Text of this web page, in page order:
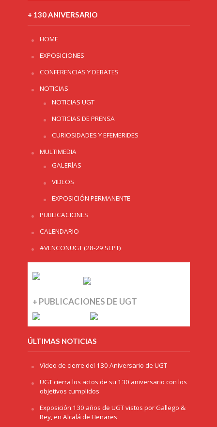
+ 130 ANIVERSARIO
HOME
EXPOSICIONES
CONFERENCIAS Y DEBATES
NOTICIAS
NOTICIAS UGT
NOTICIAS DE PRENSA
CURIOSIDADES Y EFEMERIDES
MULTIMEDIA
GALERÍAS
VIDEOS
EXPOSICIÓN PERMANENTE
PUBLICACIONES
CALENDARIO
#VENCONUGT (28-29 SEPT)
+ PUBLICACIONES DE UGT
ÚLTIMAS NOTICIAS
Video de cierre del 130 Aniversario de UGT
UGT cierra los actos de su 130 aniversario con los
objetivos cumplidos
Exposición 130 años de UGT vistos por Gallego &
Rey, en Alcalá de Henares